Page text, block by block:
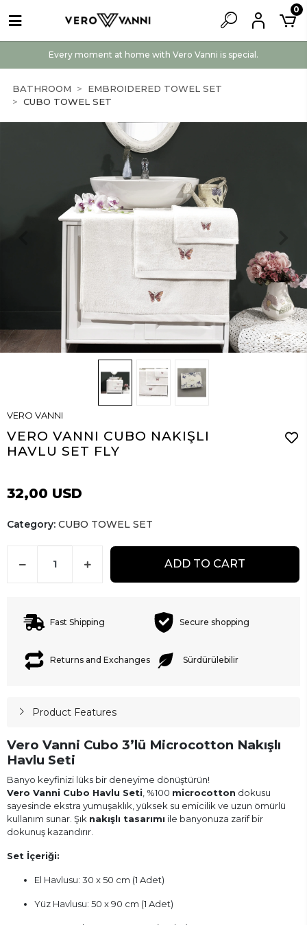
Every moment at home with Vero Vanni is special.
0
BATHROOM
EMBROIDERED TOWEL SET
CUBO TOWEL SET
VERO VANNI
VERO VANNI CUBO NAKIŞLI
HAVLU SET FLY
32,00 USD
Category: CUBO TOWEL SET
ADD TO CART
Fast Shipping Secure shopping
Returns and Exchanges Sürdürülebilir
Product Features
Vero Vanni Cubo 3’lü Microcotton Nakışlı
Havlu Seti
Banyo keyfinizi lüks bir deneyime dönüştürün!
Vero Vanni Cubo Havlu Seti , %100 microcotton dokusu
sayesinde ekstra yumuşaklık, yüksek su emicilik ve uzun ömürlü
kullanım sunar. Şık nakışlı tasarımı ile banyonuza zarif bir
dokunuş kazandırır.
Set İçeriği:
El Havlusu: 30 x 50 cm (1 Adet)
Yüz Havlusu: 50 x 90 cm (1 Adet)